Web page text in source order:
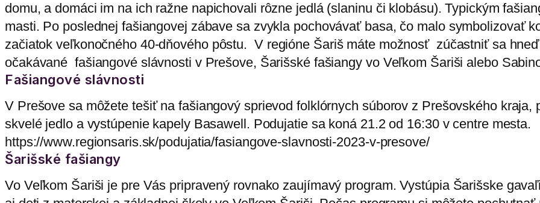
domu, a domáci im na ich ražne napichovali rôzne jedlá (slaninu či klobásu). Typickým
masti. Po poslednej fašiangovej zábave sa zvykla pochovávať basa, čo malo symbolizovať
začiatok veľkonočného 40-dňového pôstu. V regióne Šariš máte možnosť zúčastniť sa
očakávané fašiangové slávnosti v Prešove, Šarišské fašiangy vo Veľkom Šariši alebo
Fašiangové slávnosti
V Prešove sa môžete tešiť na fašiangový sprievod folklórnych súborov z Prešovského
skvelé jedlo a vystúpenie kapely Basawell. Podujatie sa koná 21.2 od 16:30 v centre mesta.
https://www.regionsaris.sk/podujatia/fasiangove-slavnosti-2023-v-presove/
Šarišské fašiangy
Vo Veľkom Šariši je pre Vás pripravený rovnako zaujímavý program. Vystúpia Šarišske